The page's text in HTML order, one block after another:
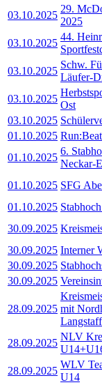
03.10.2025
29.
2025
03.10.2025
44.
03.10.2025
Schw.
Läufer-
03.10.2025
Ost
03.10.2025
01.10.2025
01.10.2025
6.
Neckar-
01.10.2025 SFG
01.10.2025
30.09.2025
30.09.2025 Interner
30.09.2025
30.09.2025
28.09.2025 mit
28.09.2025
NLV
28.09.2025
WLV
U14